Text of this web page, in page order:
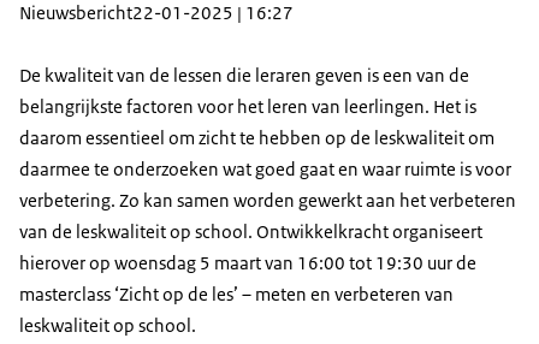
Nieuwsbericht22-01-2025 | 16:27
De kwaliteit van de lessen die leraren geven is een van de
belangrijkste factoren voor het leren van leerlingen. Het is
daarom essentieel om zicht te hebben op de leskwaliteit om
daarmee te onderzoeken wat goed gaat en waar ruimte is voor
verbetering. Zo kan samen worden gewerkt aan het verbeteren
van de leskwaliteit op school. Ontwikkelkracht organiseert
hierover op woensdag 5 maart van 16:00 tot 19:30 uur de
masterclass ‘Zicht op de les’ – meten en verbeteren van
leskwaliteit op school.